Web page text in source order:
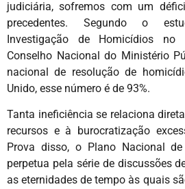
judiciária, sofremos com um
precedentes. Segundo o
Investigação de Homicídios no
Conselho Nacional do Ministério
nacional de resolução de
Unido, esse número é de 93%.
Tanta ineficiência se relaciona
recursos e à burocratização
Prova disso, o Plano Nacional
perpetua pela série de discussões
as eternidades de tempo às quais